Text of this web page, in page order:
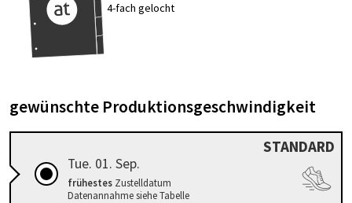
4-fach gelocht
gewünschte Produktionsgeschwindigkeit
Tue. 01. Sep.
frühestes Zustelldatum
Datenannahme siehe Tabelle
STANDARD